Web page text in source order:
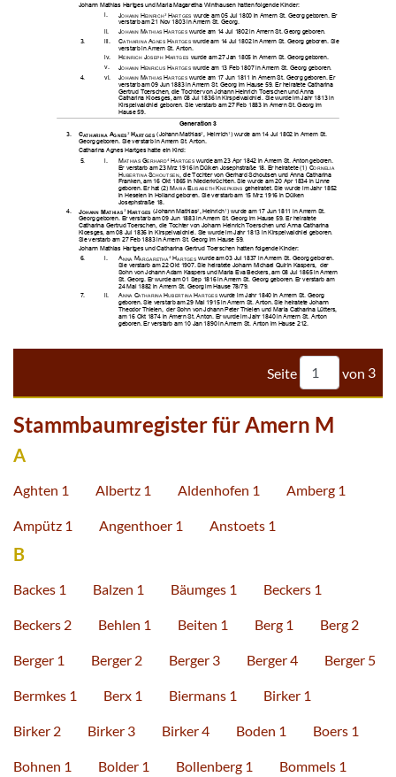


      

      
     


      


     

     







        



     
  
   


      



       





     





       




Seite von 3
Stammbaumregister für Amern M
A
Aghten 1 Albertz 1 Aldenhofen 1 Amberg 1
Ampütz 1 Angenthoer 1 Anstoets 1
B
Backes 1 Balzen 1 Bäumges 1 Beckers 1
Beckers 2 Behlen 1 Beiten 1 Berg 1 Berg 2
Berger 1 Berger 2 Berger 3 Berger 4 Berger 5
Bermkes 1 Berx 1 Biermans 1 Birker 1
Birker 2 Birker 3 Birker 4 Boden 1 Boers 1
Bohnen 1 Bolder 1 Bollenberg 1 Bommels 1